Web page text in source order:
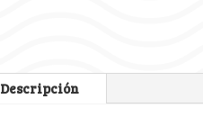
Descripción